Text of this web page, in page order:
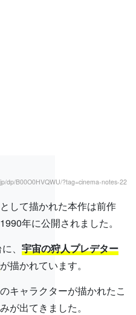
dp/B00O0HVQWU/?tag=cinema-notes-22
して描かれた本作は前作
年に公開されました。
、 宇宙の狩人プレデター
が描かれています。
キャラクターが描かれたこ
が出てきました。